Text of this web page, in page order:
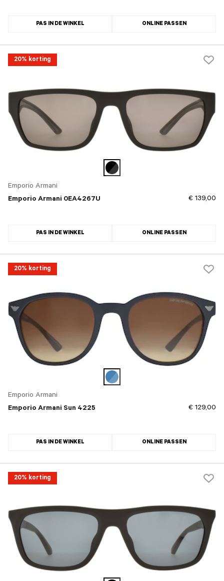
PAS IN DE WINKEL ONLINE PASSEN
20% korting
Emporio Armani
Emporio Armani 0EA4267U
€ 139,00
PAS IN DE WINKEL ONLINE PASSEN
20% korting
Emporio Armani
Emporio Armani Sun 4225
€ 129,00
PAS IN DE WINKEL ONLINE PASSEN
20% korting